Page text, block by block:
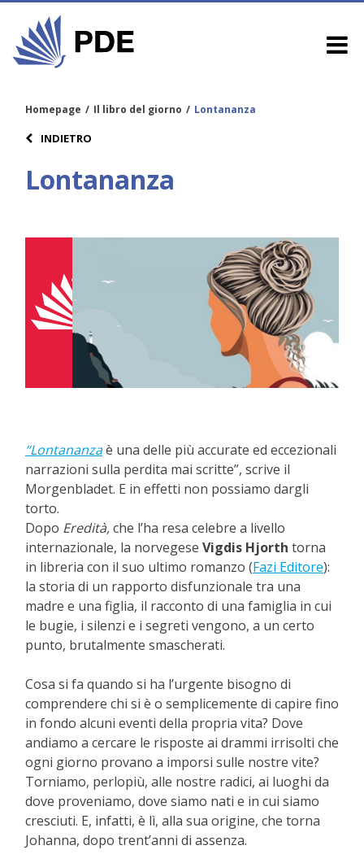
Homepage / Il libro del giorno / Lontananza
INDIETRO
Lontananza
“Lontananzaè una delle più accurate ed eccezionali
narrazioni sulla perdita mai scritte”, scrive il
Morgenbladet. E in effetti non possiamo dargli
torto.
Dopo Eredità,che l’ha resa celebre a livello
internazionale, la norvegese Vigdis Hjorth torna
in libreria con il suo ultimo romanzo (Fazi Editore):
la storia di un rapporto disfunzionale tra una
madre e una figlia, il racconto di una famiglia in cui
le bugie, i silenzi e i segreti vengono, a un certo
punto, brutalmente smascherati.
Cosa si fa quando si ha l’urgente bisogno di
comprendere chi si è o semplicemente di capire fino
in fondo alcuni eventi della propria vita? Dove
andiamo a cercare le risposte ai drammi irrisolti che
ogni giorno provano a imporsi sulle nostre vite?
Torniamo, perlopiù, alle nostre radici, ai luoghi da
dove proveniamo, dove siamo nati e in cui siamo
cresciuti. E, infatti, è lì, alla sua origine, che torna
Johanna, dopo trent’anni di assenza.